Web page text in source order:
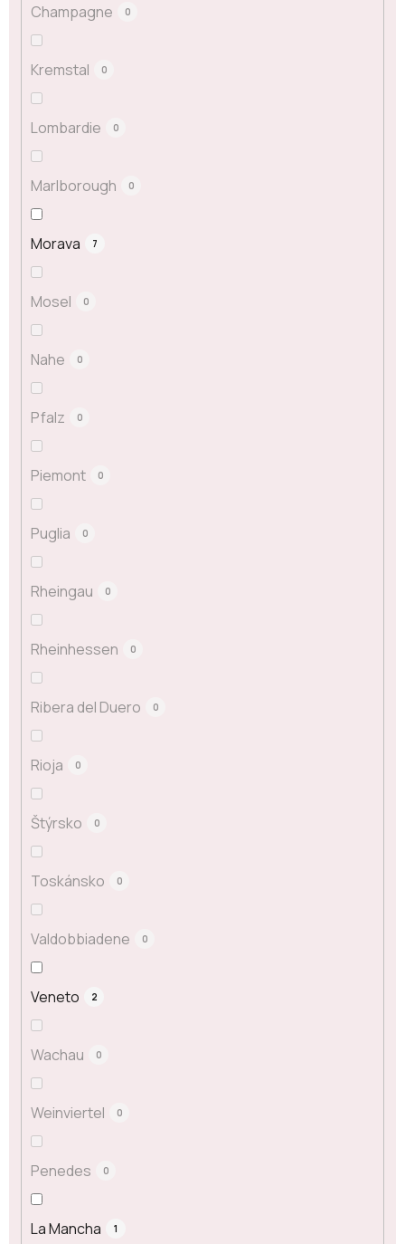
Champagne 0
Kremstal 0
Lombardie 0
Marlborough 0
Morava 7
Mosel 0
Nahe 0
Pfalz 0
Piemont 0
Puglia 0
Rheingau 0
Rheinhessen 0
Ribera del Duero 0
Rioja 0
Štýrsko 0
Toskánsko 0
Valdobbiadene 0
Veneto 2
Wachau 0
Weinviertel 0
Penedes 0
La Mancha 1